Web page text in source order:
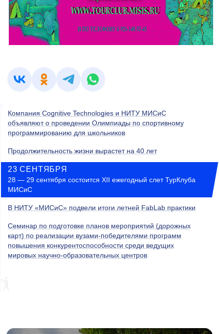
Компания Cognitive Technologies и НИТУ МИСиС
объявляют о проведении Олимпиады по спортивному
программированию для школьников
Продолжительность жизни вырастет на 40 лет
23 СЕНТЯБРЯ
28 — 29 сентября состоится XII ежегодный слет ТурКлуба
МИСиС
В НИТУ «МИСиС» подвели итоги летней FabLab практики
Семинар по подготовке планов мероприятий (дорожных
карт) по реализации вузами-победителями программ
повышения конкурентоспособности среди ведущих
мировых научно-образовательных центров